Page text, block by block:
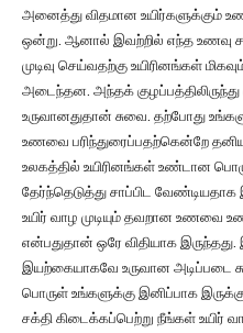
அனைத்து விதமான உயிர்களுக்கும்
ஒன்று. ஆனால் இவற்றில் எந்த உணவு
முடிவு செய்வதற்கு உயிரினங்கள்
அடைந்தன. அந்தக் குழப்பத்திலிருந்து
உருவானதுதான் சுவை. தற்போது
உணவை பரிந்துரைப்பதற்கென்றே
உலகத்தில் உயிரினங்கள் உண்டான
தேர்ந்தெடுத்து சாப்பிட
உயிர் வாழ முடியும் தவறான
என்பதுதான் ஒரே விதியாக
இயற்கையாகவே உருவான அடிப்படை
பொருள் உங்களுக்கு இனிப்பாக
சக்தி கிடைக்கப்பெற்று நீங்கள் உயிர்